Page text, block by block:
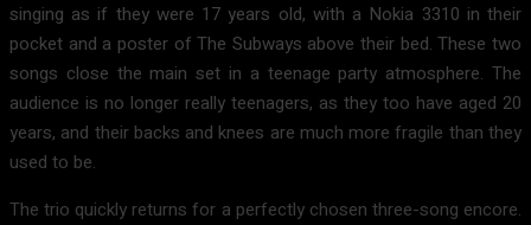
singing as if they were 17 years old, with a Nokia 3310 in their
pocket and a poster of The Subways above their bed. These two
songs close the main set in a teenage party atmosphere. The
audience is no longer really teenagers, as they too have aged 20
years, and their backs and knees are much more fragile than they
used to be.
The trio quickly returns for a perfectly chosen three-song encore.